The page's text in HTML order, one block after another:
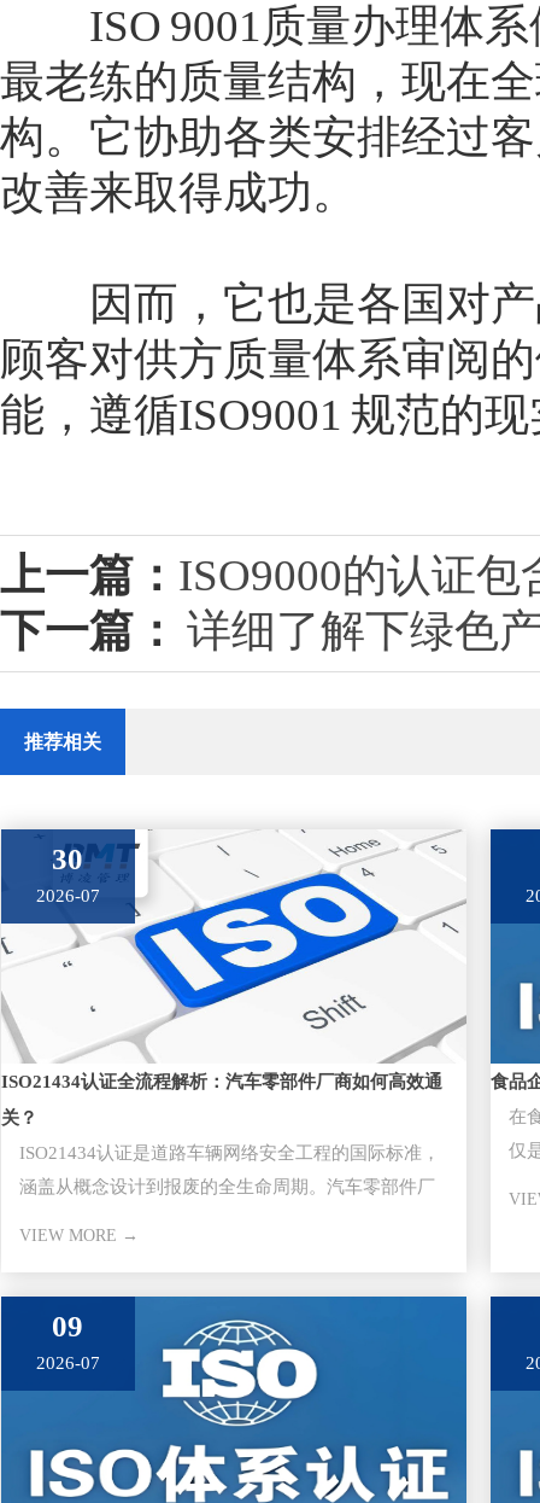
ISO 9001质量办理体系
最老练的质量结构，现在
构。它协助各类安排经过
改善来取得成功。
因而，它也是各国对产
顾客对供方质量体系审阅
能，遵循ISO9001 规范的
上一篇： ISO9000的认证包
下一篇： 详细了解下绿色
推荐相关
30
2026-07
ISO21434认证全流程解析：汽车零部件厂商如何高效通
关？
ISO21434认证是道路车辆网络安全工程的国际标准，
涵盖从概念设计到报废的全生命周期。汽车零部件厂
VIEW MORE →
食品
在
仅
09
2026-07